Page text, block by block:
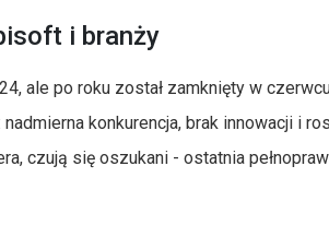
i branży
ale po roku został zamknięty w
konkurencja, brak innowacji i
czują się oszukani - ostatnia